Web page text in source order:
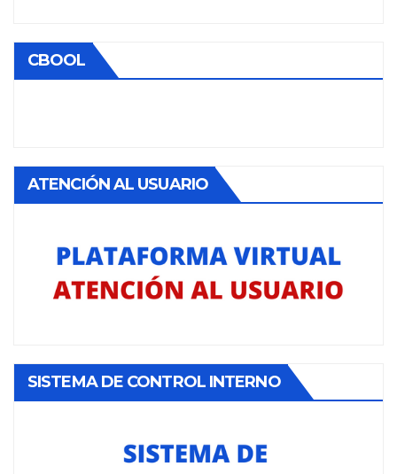
CBOOL
ATENCIÓN AL USUARIO
SISTEMA DE CONTROL INTERNO